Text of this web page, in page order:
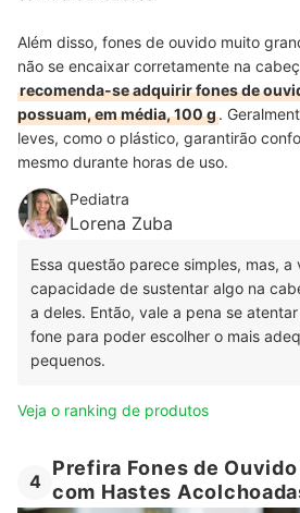
Além disso, fones de ouvido muito
não se encaixar corretamente na
recomenda-se adquirir fones de
possuam, em média, 100 g.
leves, como o plástico, garantirão
mesmo durante horas de uso.
Pediatra
Lorena Zuba
Essa questão parece simples, mas,
capacidade de sustentar algo na
a deles. Então, vale a pena se
fone para poder escolher o mais
pequenos.
Veja o ranking de produtos
4
Prefira Fones de
com Hastes